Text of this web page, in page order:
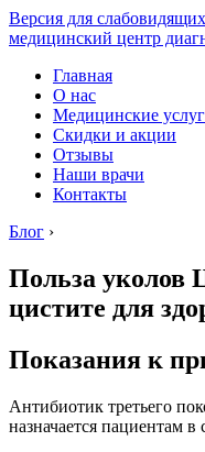
Версия для слабовидящих
медицинский центр
Главная
О нас
Медицинские
Скидки и акции
Отзывы
Наши врачи
Контакты
Блог ›
Польза уколов
цистите для
Показания к
Антибиотик третьего
назначается пациентам